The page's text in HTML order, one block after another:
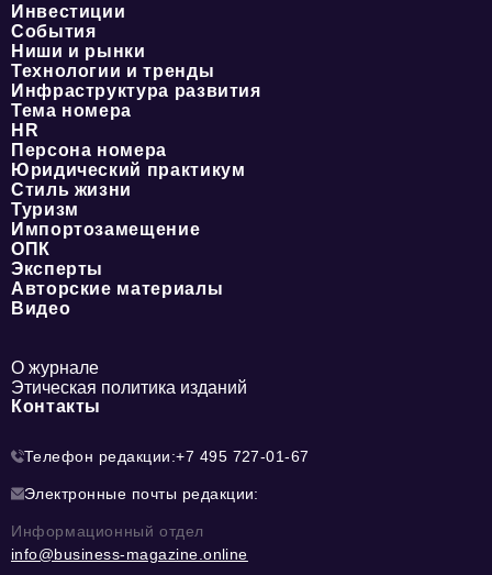
Инвестиции
События
Ниши и рынки
Технологии и тренды
Инфраструктура развития
Тема номера
HR
Персона номера
Юридический практикум
Стиль жизни
Туризм
Импортозамещение
ОПК
Эксперты
Авторские материалы
Видео
О журнале
Этическая политика изданий
Контакты
Телефон редакции:+7 495 727-01-67
Электронные почты редакции:
Информационный отдел
info@business-magazine.online